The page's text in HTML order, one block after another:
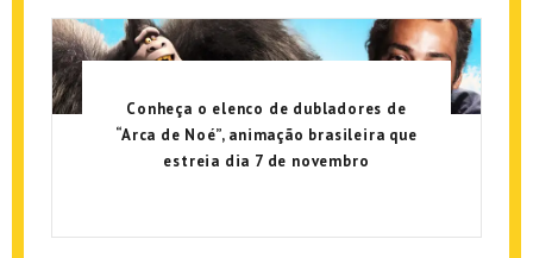
Conheça o elenco de dubladores de
“Arca de Noé”, animação brasileira que
estreia dia 7 de novembro